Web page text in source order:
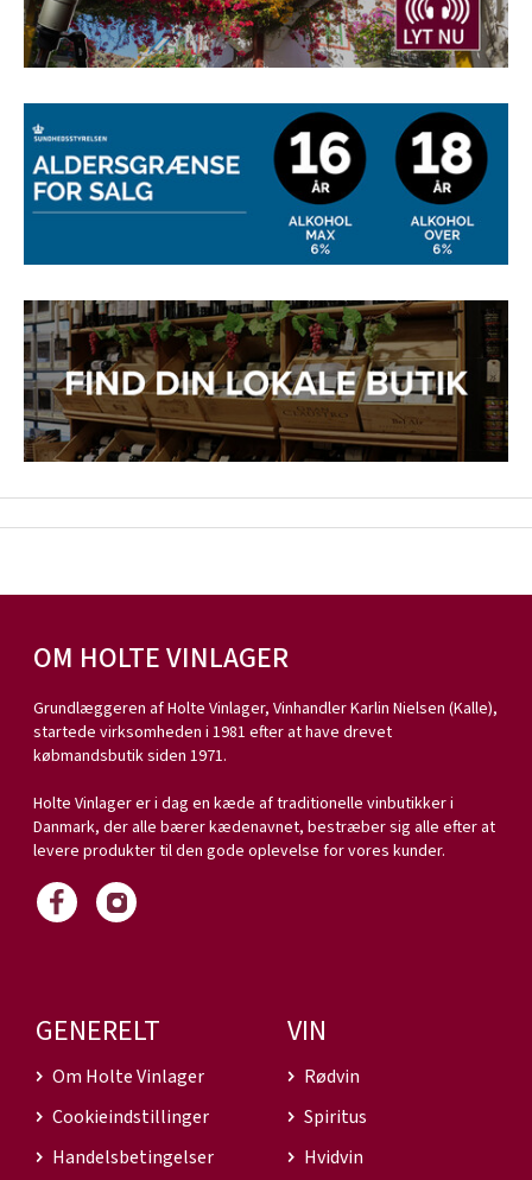
OM HOLTE VINLAGER
Grundlæggeren af Holte Vinlager, Vinhandler Karlin Nielsen (Kalle),
startede virksomheden i 1981 efter at have drevet
købmandsbutik siden 1971.
Holte Vinlager er i dag en kæde af traditionelle vinbutikker i
Danmark, der alle bærer kædenavnet, bestræber sig alle efter at
levere produkter til den gode oplevelse for vores kunder.
GENERELT
Om Holte Vinlager
Cookieindstillinger
Handelsbetingelser
VIN
Rødvin
Spiritus
Hvidvin